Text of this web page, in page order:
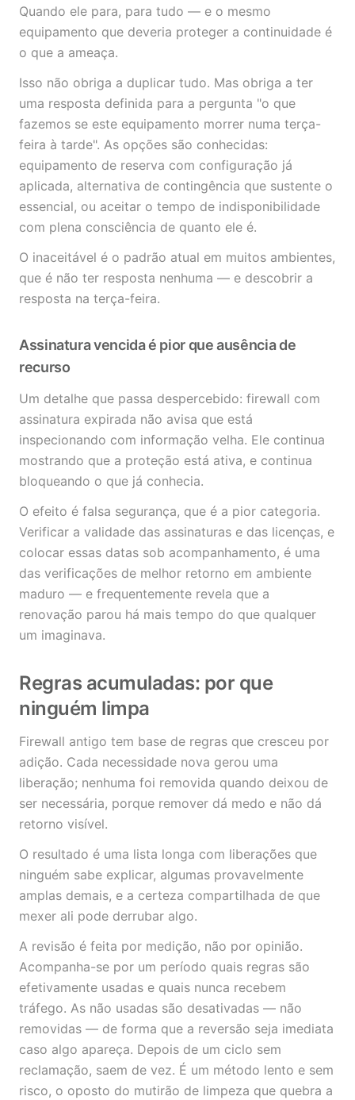
Quando ele para, para tudo — e o mesmo
equipamento que deveria proteger a continuidade é
o que a ameaça.
Isso não obriga a duplicar tudo. Mas obriga a ter
uma resposta definida para a pergunta "o que
fazemos se este equipamento morrer numa terça-
feira à tarde". As opções são conhecidas:
equipamento de reserva com configuração já
aplicada, alternativa de contingência que sustente o
essencial, ou aceitar o tempo de indisponibilidade
com plena consciência de quanto ele é.
O inaceitável é o padrão atual em muitos ambientes,
que é não ter resposta nenhuma — e descobrir a
resposta na terça-feira.
Assinatura vencida é pior que ausência de
recurso
Um detalhe que passa despercebido: firewall com
assinatura expirada não avisa que está
inspecionando com informação velha. Ele continua
mostrando que a proteção está ativa, e continua
bloqueando o que já conhecia.
O efeito é falsa segurança, que é a pior categoria.
Verificar a validade das assinaturas e das licenças, e
colocar essas datas sob acompanhamento, é uma
das verificações de melhor retorno em ambiente
maduro — e frequentemente revela que a
renovação parou há mais tempo do que qualquer
um imaginava.
Regras acumuladas: por que
ninguém limpa
Firewall antigo tem base de regras que cresceu por
adição. Cada necessidade nova gerou uma
liberação; nenhuma foi removida quando deixou de
ser necessária, porque remover dá medo e não dá
retorno visível.
O resultado é uma lista longa com liberações que
ninguém sabe explicar, algumas provavelmente
amplas demais, e a certeza compartilhada de que
mexer ali pode derrubar algo.
A revisão é feita por medição, não por opinião.
Acompanha-se por um período quais regras são
efetivamente usadas e quais nunca recebem
tráfego. As não usadas são desativadas — não
removidas — de forma que a reversão seja imediata
caso algo apareça. Depois de um ciclo sem
reclamação, saem de vez. É um método lento e sem
risco, o oposto do mutirão de limpeza que quebra a